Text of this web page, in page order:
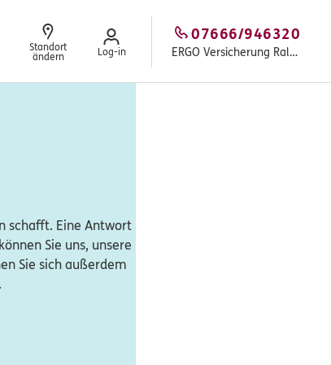
Standort
ändern
Log-in ERGO Versicherung Ralf Zäh
07666/946320
schafft. Eine Antwort
Sie uns, unsere
Sie sich außerdem